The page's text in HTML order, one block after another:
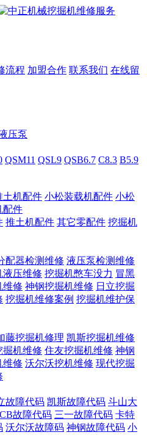
流程 加盟合作 联系我们 在线留
压泵
QSM11 QSL9 QSB6.7 C8.3 B5.9
土机配件 小松装载机配件 小松
配件
推土机配件 其它零配件 挖掘机
配器检测维修 液压泵检测维修
液压维修 挖掘机憋车没力 冒黑
维修 神钢挖掘机维修 日立挖掘
挖掘机维修案例 挖掘机维护保
藤挖掘机修理 凯斯挖掘机维修
掘机维修 住友挖掘机维修 神钢
维修 沃尔沃挖机维修 现代挖掘
故障代码 凯斯故障代码 斗山大
故障代码 三一故障代码 卡特
沃尔沃故障码 神钢故障代码 小